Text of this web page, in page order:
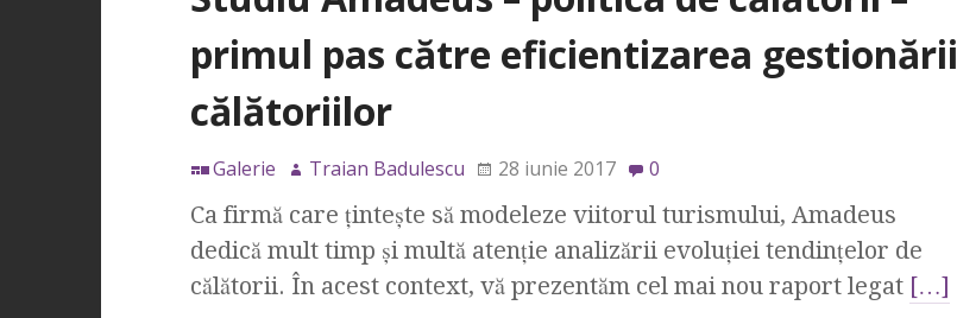
primul pas către eficientizarea gestionării
călătoriilor
Galerie Traian Badulescu 28 iunie 2017 0
Ca firmă care țintește să modeleze viitorul turismului, Amadeus
dedică mult timp și multă atenție analizării evoluției tendințelor de
călătorii. În acest context, vă prezentăm cel mai nou raport legat […]